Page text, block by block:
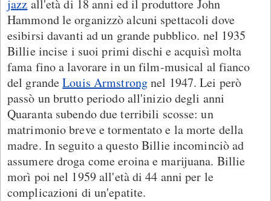
jazz all'età di 18 anni ed il produttore John
Hammond le organizzò alcuni spettacoli dove
esibirsi davanti ad un grande pubblico. nel 1935
Billie incise i suoi primi dischi e acquisì molta
fama fino a lavorare in un film-musical al fianco
del grandeLouis Armstrongnel 1947. Lei però
passò un brutto periodo all'inizio degli anni
Quaranta subendo due terribili scosse: un
matrimonio breve e tormentato e la morte della
madre. In seguito a questo Billie incominciò ad
assumere droga come eroina e marijuana. Billie
morì poi nel 1959 all'età di 44 anni per le
complicazioni di un'epatite.